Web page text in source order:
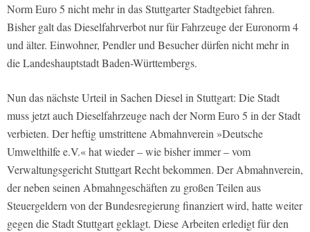
Norm Euro 5 nicht mehr in das Stuttgarter Stadtgebiet fahren.
Bisher galt das Dieselfahrverbot nur für Fahrzeuge der Euronorm 4
und älter. Einwohner, Pendler und Besucher dürfen nicht mehr in
die Landeshauptstadt Baden-Württembergs.
Nun das nächste Urteil in Sachen Diesel in Stuttgart: Die Stadt
muss jetzt auch Dieselfahrzeuge nach der Norm Euro 5 in der Stadt
verbieten. Der heftig umstrittene Abmahnverein »Deutsche
Umwelthilfe e.V.« hat wieder – wie bisher immer – vom
Verwaltungsgericht Stuttgart Recht bekommen. Der Abmahnverein,
der neben seinen Abmahngeschäften zu großen Teilen aus
Steuergeldern von der Bundesregierung finanziert wird, hatte weiter
gegen die Stadt Stuttgart geklagt. Diese Arbeiten erledigt für den